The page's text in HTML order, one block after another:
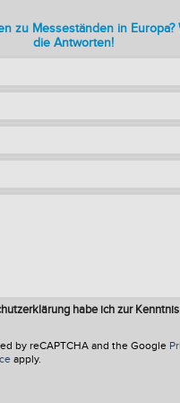
zu Messeständen in Europa?
die Antworten!
habe ich zur Kenntnis
by reCAPTCHA and the Google
apply.